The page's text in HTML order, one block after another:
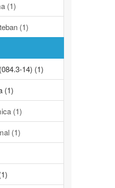
(1)
(1)
14) (1)
(1)
(1)
(1)